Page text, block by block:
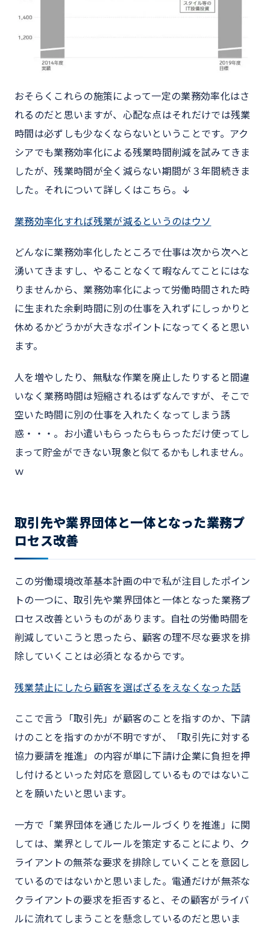
おそらくこれらの施策によって一定の業務効率化はさ
れるのだと思いますが、心配な点はそれだけでは残業
時間は必ずしも少なくならないということです。アク
シアでも業務効率化による残業時間削減を試みてきま
したが、残業時間が全く減らない期間が３年間続きま
した。それについて詳しくはこちら。↓
業務効率化すれば残業が減るというのはウソ
どんなに業務効率化したところで仕事は次から次へと
湧いてきますし、やることなくて暇なんてことにはな
りませんから、業務効率化によって労働時間された時
に生まれた余剰時間に別の仕事を入れずにしっかりと
休めるかどうかが大きなポイントになってくると思い
ます。
人を増やしたり、無駄な作業を廃止したりすると間違
いなく業務時間は短縮されるはずなんですが、そこで
空いた時間に別の仕事を入れたくなってしまう誘
惑・・・。お小遣いもらったらもらっただけ使ってし
まって貯金ができない現象と似てるかもしれません。
ｗ
取引先や業界団体と一体となった業務プ
ロセス改善
この労働環境改革基本計画の中で私が注目したポイン
トの一つに、取引先や業界団体と一体となった業務プ
ロセス改善というものがあります。自社の労働時間を
削減していこうと思ったら、顧客の理不尽な要求を排
除していくことは必須となるからです。
残業禁止にしたら顧客を選ばざるをえなくなった話
ここで言う「取引先」が顧客のことを指すのか、下請
けのことを指すのかが不明ですが、「取引先に対する
協力要請を推進」の内容が単に下請け企業に負担を押
し付けるといった対応を意図しているものではないこ
とを願いたいと思います。
一方で「業界団体を通じたルールづくりを推進」に関
しては、業界としてルールを策定することにより、ク
ライアントの無茶な要求を排除していくことを意図し
ているのではないかと思いました。電通だけが無茶な
クライアントの要求を拒否すると、その顧客がライバ
ルに流れてしまうことを懸念しているのだと思いま